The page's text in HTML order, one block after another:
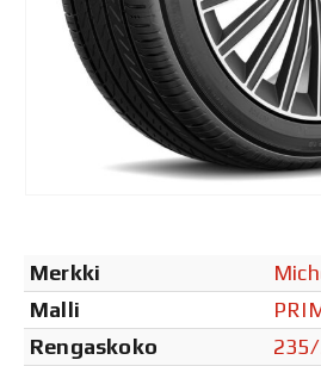
Merkki
Malli
Rengaskoko